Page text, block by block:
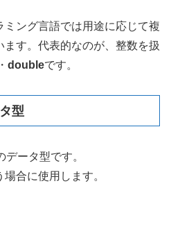
ング言語では用途に応じて複
す。代表的なのが、整数を扱
・ doubleです。
型
ータ型です。
合に使用します。